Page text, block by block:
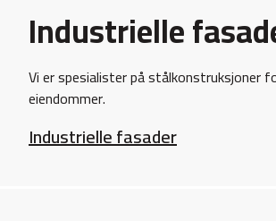
Industrielle
Vi er spesialister på stålkonstruksjoner
eiendommer.
Industrielle fasader